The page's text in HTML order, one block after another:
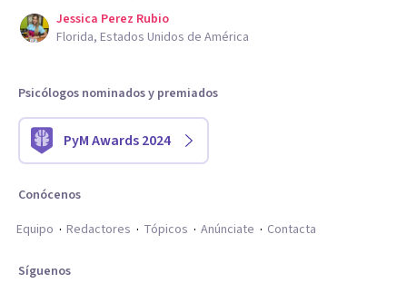
Jessica Perez Rubio
Florida, Estados Unidos de América
Psicólogos nominados y premiados
PyM Awards 2024
Conócenos
Equipo
Redactores Tópicos Anúnciate Contacta
Síguenos